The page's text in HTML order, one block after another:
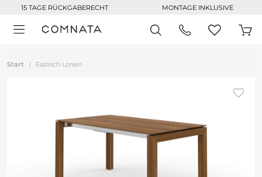
15 TAGE RÜCKGABERECHT MONTAGE INKLUSIVE
Start Esstisch Lorien